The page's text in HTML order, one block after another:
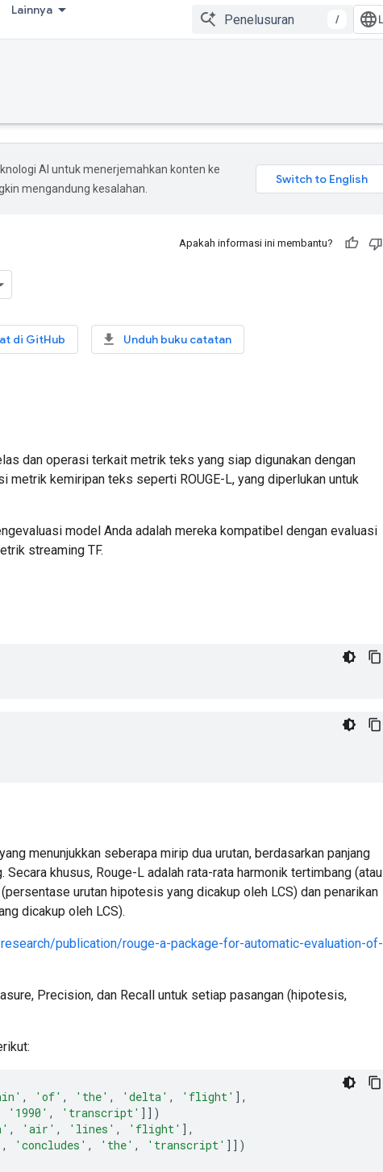
Lainnya
/
AI untuk menerjemahkan konten ke
mengandung kesalahan.
Apakah informasi ini membantu?
di GitHub Unduh buku catatan
dan operasi terkait metrik teks yang siap digunakan dengan
kemiripan teks seperti ROUGE-L, yang diperlukan untuk
model Anda adalah mereka kompatibel dengan evaluasi
streaming TF.
menunjukkan seberapa mirip dua urutan, berdasarkan panjang
khusus, Rouge-L adalah rata-rata harmonik tertimbang (atau
urutan hipotesis yang dicakup oleh LCS) dan penarikan
dicakup oleh LCS).
publication/rouge-a-package-for-automatic-evaluation-of-
Precision, dan Recall untuk setiap pasangan (hipotesis,
, 'of' , 'the' , 'delta' , 'flight' ],
'1990' , 'transcript' ]])
, 'air' , 'lines' , 'flight' ],
, 'concludes' , 'the' , 'transcript' ]])